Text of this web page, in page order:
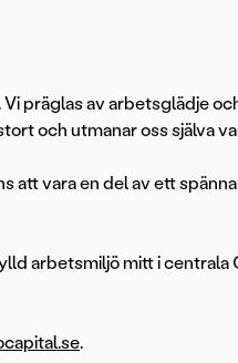
präglas av arbetsglädje
och utmanar oss själva
att vara en del av ett
arbetsmiljö mitt i centrala
.